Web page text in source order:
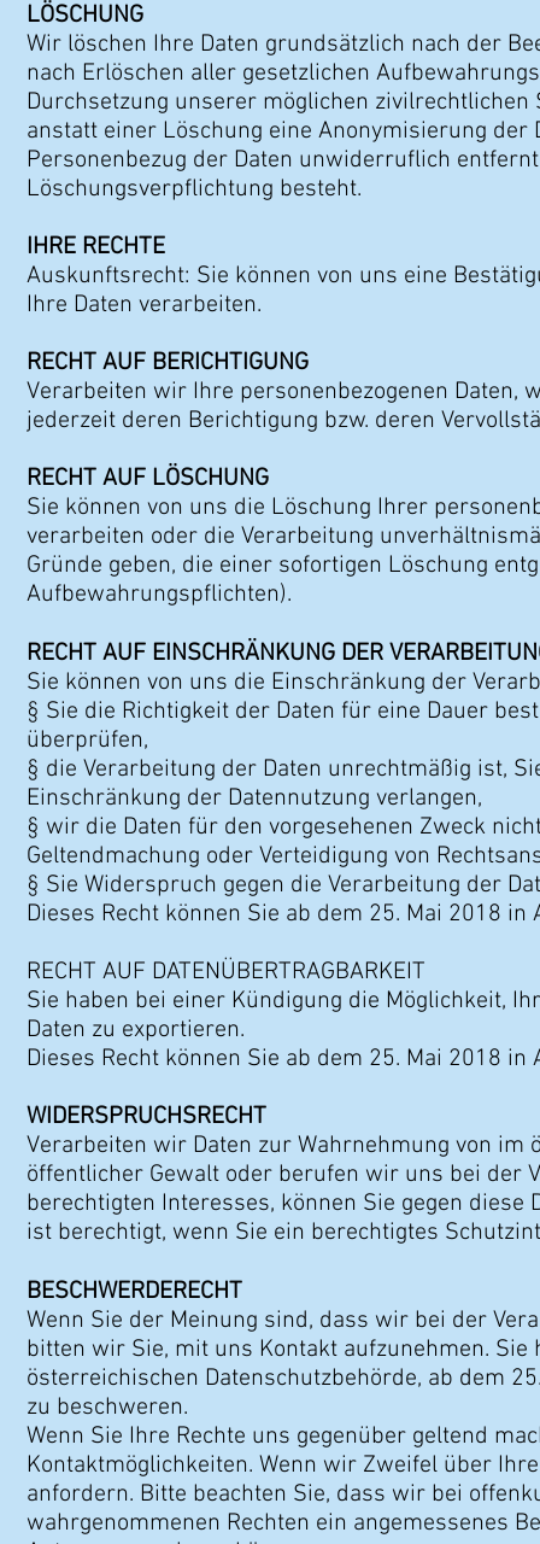
LÖSCHUNG
Wir löschen Ihre Daten grundsätzlich nach der
nach Erlöschen aller gesetzlichen
Durchsetzung unserer möglichen
anstatt einer Löschung eine Anonymisierung
Personenbezug der Daten unwiderruflich
Löschungsverpflichtung besteht.
IHRE RECHTE
Auskunftsrecht: Sie können von uns eine
Ihre Daten verarbeiten.
RECHT AUF BERICHTIGUNG
Verarbeiten wir Ihre personenbezogenen Daten,
jederzeit deren Berichtigung bzw. deren
RECHT AUF LÖSCHUNG
Sie können von uns die Löschung Ihrer
verarbeiten oder die Verarbeitung
Gründe geben, die einer sofortigen Löschung
Aufbewahrungspflichten).
RECHT AUF EINSCHRÄNKUNG DER
Sie können von uns die Einschränkung der
§ Sie die Richtigkeit der Daten für eine Dauer
überprüfen,
§ die Verarbeitung der Daten unrechtmäßig ist,
Einschränkung der Datennutzung verlangen,
§ wir die Daten für den vorgesehenen Zweck
Geltendmachung oder Verteidigung von
§ Sie Widerspruch gegen die Verarbeitung der
Dieses Recht können Sie ab dem 25. Mai 2018 in
RECHT AUF DATENÜBERTRAGBARKEIT
Sie haben bei einer Kündigung die Möglichkeit,
Daten zu exportieren.
Dieses Recht können Sie ab dem 25. Mai 2018 in
WIDERSPRUCHSRECHT
Verarbeiten wir Daten zur Wahrnehmung von im
öffentlicher Gewalt oder berufen wir uns bei der
berechtigten Interesses, können Sie gegen
ist berechtigt, wenn Sie ein berechtigtes
BESCHWERDERECHT
Wenn Sie der Meinung sind, dass wir bei der
bitten wir Sie, mit uns Kontakt aufzunehmen.
österreichischen Datenschutzbehörde, ab dem
zu beschweren.
Wenn Sie Ihre Rechte uns gegenüber geltend
Kontaktmöglichkeiten. Wenn wir Zweifel über
anfordern. Bitte beachten Sie, dass wir bei
wahrgenommenen Rechten ein angemessenes